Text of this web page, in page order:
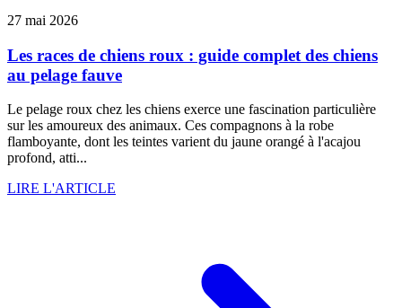
27 mai 2026
Les races de chiens roux : guide complet des chiens
au pelage fauve
Le pelage roux chez les chiens exerce une fascination particulière
sur les amoureux des animaux. Ces compagnons à la robe
flamboyante, dont les teintes varient du jaune orangé à l'acajou
profond, atti...
LIRE L'ARTICLE